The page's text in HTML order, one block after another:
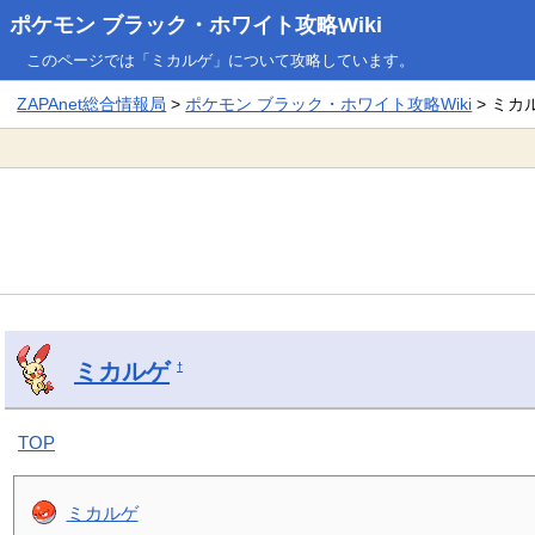
ポケモン ブラック・ホワイト攻略Wiki
このページでは「ミカルゲ」について攻略しています。
ZAPAnet総合情報局 >ポケモン ブラック・ホワイト攻略Wiki > ミカ
ミカルゲ †
TOP
ミカルゲ